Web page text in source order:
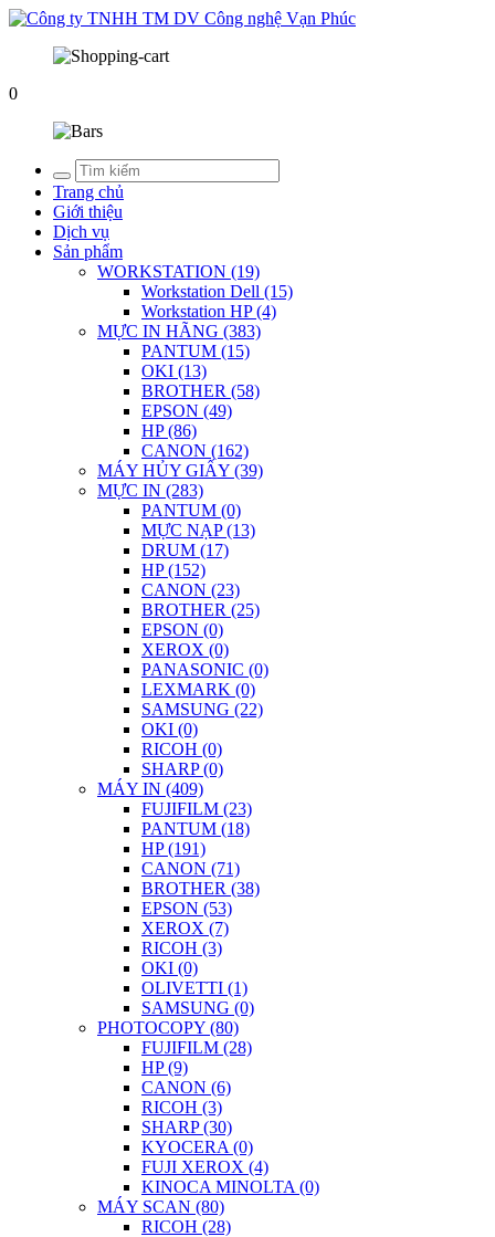
0
Trang chủ
Giới thiệu
Dịch vụ
Sản phẩm
WORKSTATION (19)
Workstation Dell (15)
Workstation HP (4)
MỰC IN HÃNG (383)
PANTUM (15)
OKI (13)
BROTHER (58)
EPSON (49)
HP (86)
CANON (162)
MÁY HỦY GIẤY (39)
MỰC IN (283)
PANTUM (0)
MỰC NẠP (13)
DRUM (17)
HP (152)
CANON (23)
BROTHER (25)
EPSON (0)
XEROX (0)
PANASONIC (0)
LEXMARK (0)
SAMSUNG (22)
OKI (0)
RICOH (0)
SHARP (0)
MÁY IN (409)
FUJIFILM (23)
PANTUM (18)
HP (191)
CANON (71)
BROTHER (38)
EPSON (53)
XEROX (7)
RICOH (3)
OKI (0)
OLIVETTI (1)
SAMSUNG (0)
PHOTOCOPY (80)
FUJIFILM (28)
HP (9)
CANON (6)
RICOH (3)
SHARP (30)
KYOCERA (0)
FUJI XEROX (4)
KINOCA MINOLTA (0)
MÁY SCAN (80)
RICOH (28)